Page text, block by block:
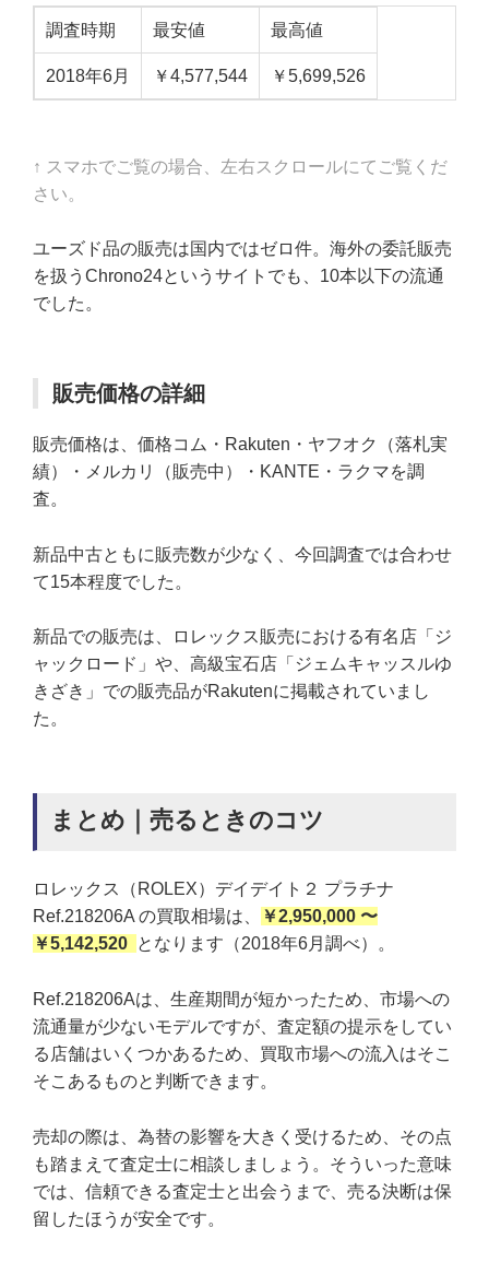
調査時期 最安値 最高値
2018年6月 ￥4,577,544 ￥5,699,526
↑ スマホでご覧の場合、左右スクロールにてご覧くだ
さい。
ユーズド品の販売は国内ではゼロ件。海外の委託販売
を扱うChrono24というサイトでも、10本以下の流通
でした。
販売価格の詳細
販売価格は、価格コム・Rakuten・ヤフオク（落札実
績）・メルカリ（販売中）・KANTE・ラクマを調
査。
新品中古ともに販売数が少なく、今回調査では合わせ
て15本程度でした。
新品での販売は、ロレックス販売における有名店「ジ
ャックロード」や、高級宝石店「ジェムキャッスルゆ
きざき」での販売品がRakutenに掲載されていまし
た。
まとめ｜売るときのコツ
ロレックス（ROLEX）デイデイト２ プラチナ
Ref.218206A の買取相場は、
￥2,950,000 〜
￥5,142,520 となります（2018年6月調べ）。
Ref.218206Aは、生産期間が短かったため、市場への
流通量が少ないモデルですが、査定額の提示をしてい
る店舗はいくつかあるため、買取市場への流入はそこ
そこあるものと判断できます。
売却の際は、為替の影響を大きく受けるため、その点
も踏まえて査定士に相談しましょう。そういった意味
では、信頼できる査定士と出会うまで、売る決断は保
留したほうが安全です。